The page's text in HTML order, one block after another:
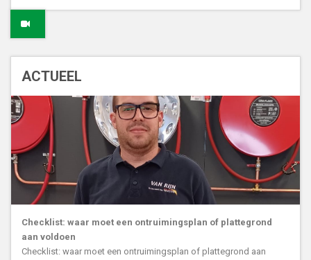
ACTUEEL
Checklist: waar moet een ontruimingsplan of plattegrond
aan voldoen
Checklist: waar moet een ontruimingsplan of plattegrond aan